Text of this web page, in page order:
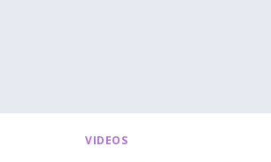
VIDEOS